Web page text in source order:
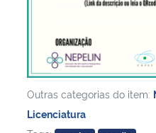
Outras categorias do item:
Licenciatura